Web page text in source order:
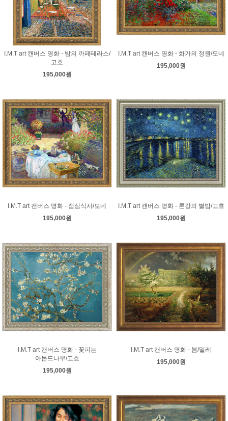
I.M.T art 캔버스 명화 - 밤의 까페테라스/
고흐
195,000원
I.M.T art 캔버스 명화 - 화가의 정원/모네
195,000원
I.M.T art 캔버스 명화 - 점심식사/모네
195,000원
I.M.T art 캔버스 명화 - 론강의 별밤/고흐
195,000원
I.M.T art 캔버스 명화 - 꽃피는
아몬드나무/고흐
195,000원
I.M.T art 캔버스 명화 - 봄/밀레
195,000원